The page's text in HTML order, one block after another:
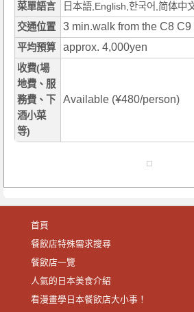
菜單語言
日本語,English,한국어,简体中
交通位置
3 min.walk from the C8
平均預算 approx. 4,000yen
收費(場
地費、服
務費、下
酒小菜
等)
Available (¥480/person)
首頁
餐飲店特殊需求搜尋
餐飲店一覽
人氣的日本美食介紹
看漫畫學日本餐飲店大小事！